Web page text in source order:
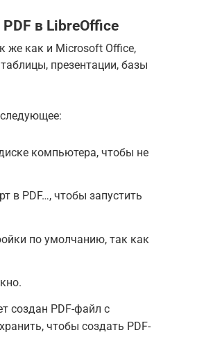
в LibreOffice
же как и Microsoft Office,
презентации, базы
компьютера, чтобы не
в PDF…, чтобы запустить
по умолчанию, так как
создан PDF-файл с
чтобы создать PDF-